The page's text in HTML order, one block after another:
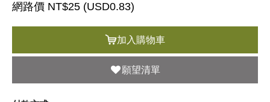
網路價 NT$25 (USD0.83)
加入購物車
願望清單